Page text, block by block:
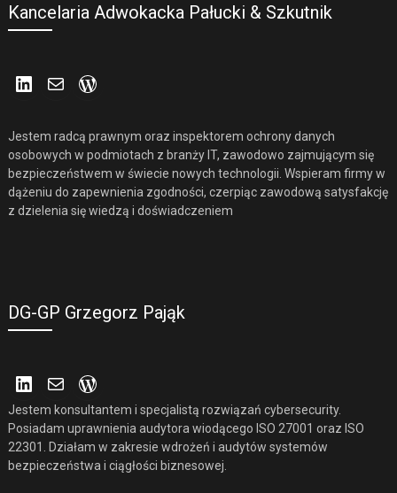
Kancelaria Adwokacka Pałucki & Szkutnik
LinkedIn
Mail
Jestem radcą prawnym oraz inspektorem ochrony danych
osobowych w podmiotach z branży IT, zawodowo zajmującym się
bezpieczeństwem w świecie nowych technologii. Wspieram firmy w
dążeniu do zapewnienia zgodności, czerpiąc zawodową satysfakcję
z dzielenia się wiedzą i doświadczeniem
DG-GP Grzegorz Pająk
LinkedIn
Mail
Jestem konsultantem i specjalistą rozwiązań cybersecurity.
Posiadam uprawnienia audytora wiodącego ISO 27001 oraz ISO
22301. Działam w zakresie wdrożeń i audytów systemów
bezpieczeństwa i ciągłości biznesowej.